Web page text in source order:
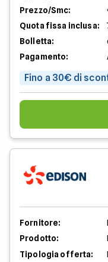
Prezzo/Smc:
Quota fissa inclusa:
Bolletta:
Pagamento:
Fino a 30€ di
Fornitore:
Prodotto:
Tipologia offerta: